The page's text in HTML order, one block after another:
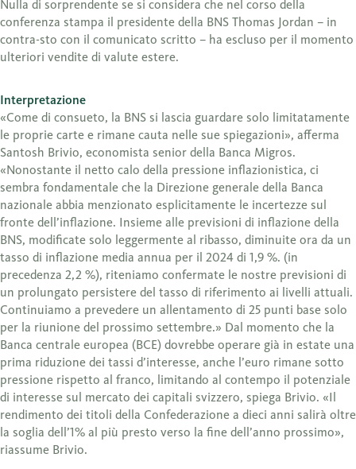
Nulla di sorprendente se si considera che nel corso della
conferenza stampa il presidente della BNS Thomas Jordan – in
contra-sto con il comunicato scritto – ha escluso per il momento
ulteriori vendite di valute estere.
Interpretazione
«Come di consueto, la BNS si lascia guardare solo limitatamente
le proprie carte e rimane cauta nelle sue spiegazioni», afferma
Santosh Brivio, economista senior della Banca Migros.
«Nonostante il netto calo della pressione inflazionistica, ci
sembra fondamentale che la Direzione generale della Banca
nazionale abbia menzionato esplicitamente le incertezze sul
fronte dell’inflazione. Insieme alle previsioni di inflazione della
BNS, modificate solo leggermente al ribasso, diminuite ora da un
tasso di inflazione media annua per il 2024 di 1,9 %. (in
precedenza 2,2 %), riteniamo confermate le nostre previsioni di
un prolungato persistere del tasso di riferimento ai livelli attuali.
Continuiamo a prevedere un allentamento di 25 punti base solo
per la riunione del prossimo settembre.» Dal momento che la
Banca centrale europea (BCE) dovrebbe operare già in estate una
prima riduzione dei tassi d’interesse, anche l’euro rimane sotto
pressione rispetto al franco, limitando al contempo il potenziale
di interesse sul mercato dei capitali svizzero, spiega Brivio. «Il
rendimento dei titoli della Confederazione a dieci anni salirà oltre
la soglia dell’1% al più presto verso la fine dell’anno prossimo»,
riassume Brivio.